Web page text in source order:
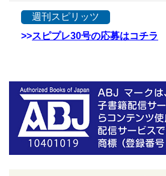
週刊スピリッツ
>>スピプレ30号の応募はコチラ